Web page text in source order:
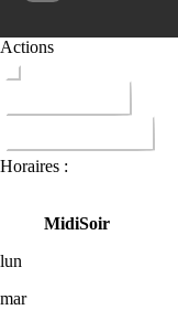
Actions
Horaires :
MidiSoir
lun
mar